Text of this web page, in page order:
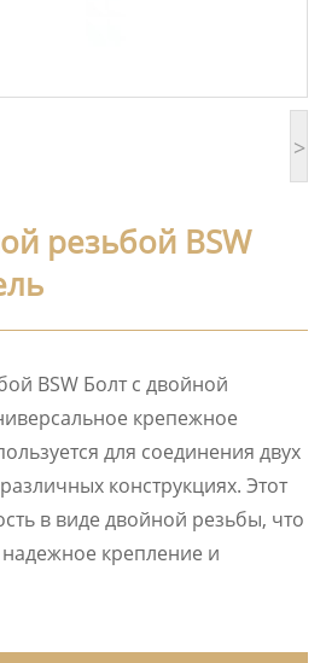
>
резьбой BSW
BSW Болт с двойной
крепежное
для соединения двух
конструкциях. Этот
в виде двойной резьбы, что
крепление и